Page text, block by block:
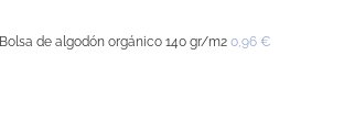
Bolsa de algodón orgánico 140 gr/m2 0,96 €